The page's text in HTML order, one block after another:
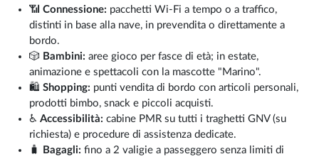
📶Connessione: pacchetti Wi-Fi a tempo o a traffico,
distinti in base alla nave, in prevendita o direttamente a
bordo.
🎲 Bambini: aree gioco per fasce di età; in estate,
animazione e spettacoli con la mascotte "Marino".
🛍️Shopping: punti vendita di bordo con articoli personali,
prodotti bimbo, snack e piccoli acquisti.
♿Accessibilità: cabine PMR su tutti i traghetti GNV (su
richiesta) e procedure di assistenza dedicate.
🧳
Bagagli: fino a 2 valigie a passeggero senza limiti di